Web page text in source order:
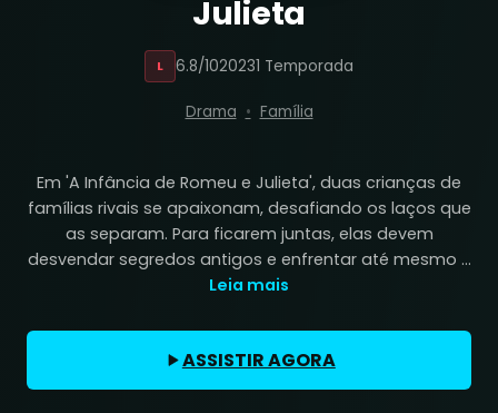
Julieta
L 6.8/1020231 Temporada
Drama Família
Em 'A Infância de Romeu e Julieta', duas crianças de
famílias rivais se apaixonam, desafiando os laços que
as separam. Para ficarem juntas, elas devem
desvendar segredos antigos e enfrentar até mesmo ...
Leia mais
ASSISTIR AGORA